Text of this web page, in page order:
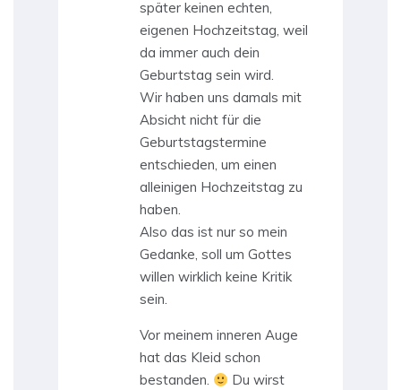
später keinen echten,
eigenen Hochzeitstag, weil
da immer auch dein
Geburtstag sein wird.
Wir haben uns damals mit
Absicht nicht für die
Geburtstagstermine
entschieden, um einen
alleinigen Hochzeitstag zu
haben.
Also das ist nur so mein
Gedanke, soll um Gottes
willen wirklich keine Kritik
sein.
Vor meinem inneren Auge
hat das Kleid schon
bestanden.
Du wirst